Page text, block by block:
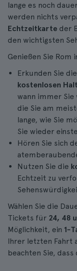
lange es noch
werden nichts
Echtzeitkarte der
den wichtigsten
Genießen Sie Rom
Erkunden Sie
kostenlosen
wann immer
die Sie am
lange, wie Sie
Sie wieder
Hören Sie sich
Nutzen Sie die
Echtzeit zu
Wählen Sie die
Tickets für 24, 48
Möglichkeit, ein 1-
Ihrer letzten Fahrt
beachten Sie, dass